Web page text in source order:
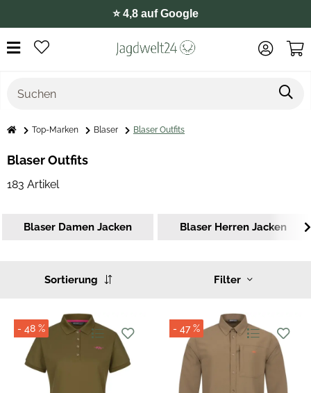
⭐️ 4,8 auf Google
Top-Marken Blaser Blaser Outfits
Blaser Outfits
183 Artikel
Blaser Damen Jacken Blaser Herren Jacken
Filter
Sortierung
- 48 % - 47 %